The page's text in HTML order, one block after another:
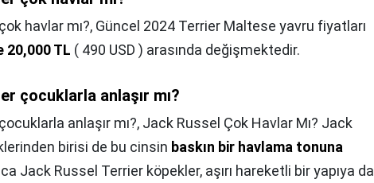
havlar mı?, Güncel 2024 Terrier Maltese yavru fiyatları
20,000 TL ( 490 USD ) arasında değişmektedir.
çocuklarla anlaşır mı?
anlaşır mı?, Jack Russel Çok Havlar Mı? Jack
birisi de bu cinsin baskın bir havlama tonuna
Jack Russel Terrier köpekler, aşırı hareketli bir yapıya da